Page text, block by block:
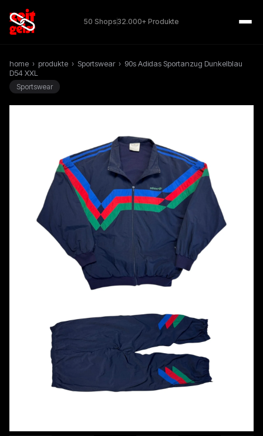
50 Shops32.000+ Produkte
home › produkte › Sportswear › 90s Adidas Sportanzug Dunkelblau
D54 XXL
Sportswear